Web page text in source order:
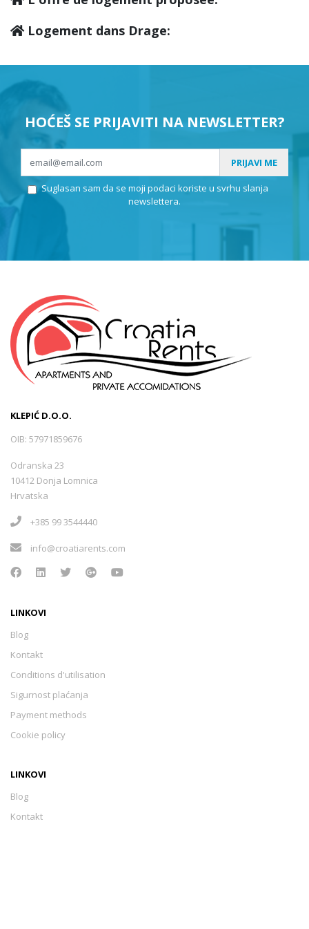
Logement dans Drage:
HOĆEŠ SE PRIJAVITI NA NEWSLETTER?
PRIJAVI ME
Suglasan sam da se moji podaci koriste u svrhu slanja
newslettera.
KLEPIĆ D.O.O.
OIB: 57971859676
Odranska 23
10412 Donja Lomnica
Hrvatska
+385 99 3544440
info@croatiarents.com
LINKOVI
Blog
Kontakt
Conditions d'utilisation
Sigurnost plaćanja
Payment methods
Cookie policy
LINKOVI
Blog
Kontakt